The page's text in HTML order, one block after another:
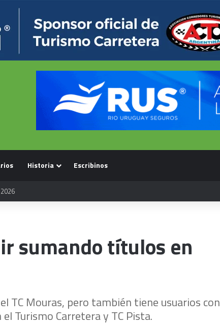
Historia Escribinos
sumando títulos en
TC Mouras, pero también tiene usuarios con
Turismo Carretera y TC Pista.